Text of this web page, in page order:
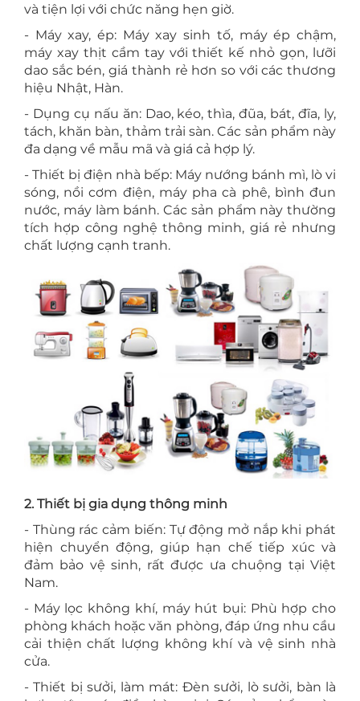
và tiện lợi với chức năng hẹn giờ.
- Máy xay, ép: Máy xay sinh tố, máy ép chậm,
máy xay thịt cầm tay với thiết kế nhỏ gọn, lưỡi
dao sắc bén, giá thành rẻ hơn so với các thương
hiệu Nhật, Hàn.
- Dụng cụ nấu ăn: Dao, kéo, thìa, đũa, bát, đĩa, ly,
tách, khăn bàn, thảm trải sàn. Các sản phẩm này
đa dạng về mẫu mã và giá cả hợp lý.
- Thiết bị điện nhà bếp: Máy nướng bánh mì, lò vi
sóng, nồi cơm điện, máy pha cà phê, bình đun
nước, máy làm bánh. Các sản phẩm này thường
tích hợp công nghệ thông minh, giá rẻ nhưng
chất lượng cạnh tranh.
2. Thiết bị gia dụng thông minh
- Thùng rác cảm biến: Tự động mở nắp khi phát
hiện chuyển động, giúp hạn chế tiếp xúc và
đảm bảo vệ sinh, rất được ưa chuộng tại Việt
Nam.
- Máy lọc không khí, máy hút bụi: Phù hợp cho
phòng khách hoặc văn phòng, đáp ứng nhu cầu
cải thiện chất lượng không khí và vệ sinh nhà
cửa.
- Thiết bị sưởi, làm mát: Đèn sưởi, lò sưởi, bàn là